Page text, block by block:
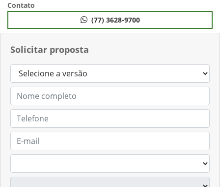
Solicitar proposta
Contato
(77) 3628-9700